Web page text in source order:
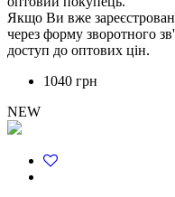
Якщо Ви вже
через форму зворотного
доступ до оптових цін.
1040 грн
NEW